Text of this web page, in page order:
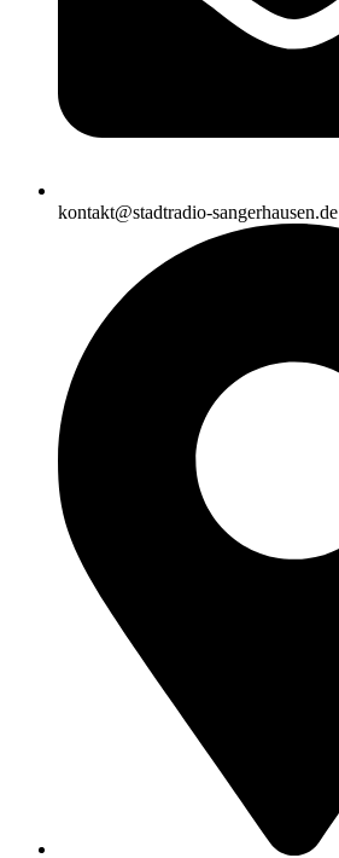
kontakt@stadtradio-sangerhausen.de